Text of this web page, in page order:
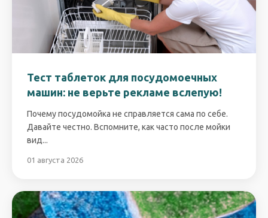
Тест таблеток для посудомоечных
машин: не верьте рекламе вслепую!
Почему посудомойка не справляется сама по себе.
Давайте честно. Вспомните, как часто после мойки
вид...
01 августа 2026